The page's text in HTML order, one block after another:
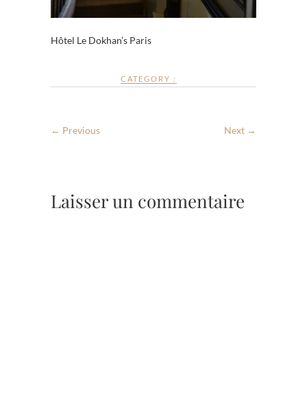
Hôtel Le Dokhan’s Paris
CATEGORY :
← Previous Next →
Laisser un commentaire